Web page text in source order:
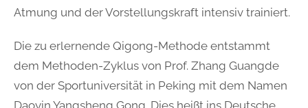
Atmung und der Vorstellungskraft intensiv trainiert.
Die zu erlernende Qigong-Methode entstammt
dem Methoden-Zyklus von Prof. Zhang Guangde
von der Sportuniversität in Peking mit dem Namen
Daoyin Yangsheng Gong. Dies heißt ins Deutsche